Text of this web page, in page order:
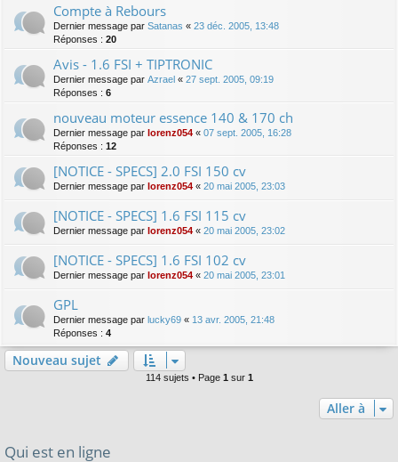
Compte à Rebours
Dernier message par Satanas « 23 déc. 2005, 13:48
Réponses : 20
Avis - 1.6 FSI + TIPTRONIC
Dernier message par Azrael « 27 sept. 2005, 09:19
Réponses : 6
nouveau moteur essence 140 & 170 ch
Dernier message par lorenz054 « 07 sept. 2005, 16:28
Réponses : 12
[NOTICE - SPECS] 2.0 FSI 150 cv
Dernier message par lorenz054 « 20 mai 2005, 23:03
[NOTICE - SPECS] 1.6 FSI 115 cv
Dernier message par lorenz054 « 20 mai 2005, 23:02
[NOTICE - SPECS] 1.6 FSI 102 cv
Dernier message par lorenz054 « 20 mai 2005, 23:01
GPL
Dernier message par lucky69 « 13 avr. 2005, 21:48
Réponses : 4
Nouveau sujet
114 sujets • Page 1 sur 1
Aller à
Qui est en ligne